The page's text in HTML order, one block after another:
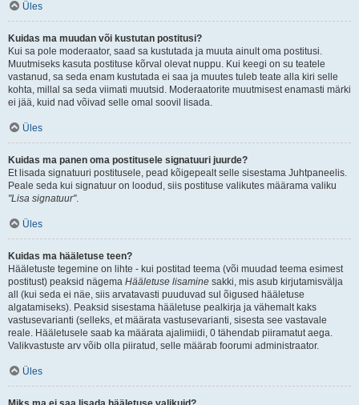
Üles
Kuidas ma muudan või kustutan postitusi?
Kui sa pole moderaator, saad sa kustutada ja muuta ainult oma postitusi.
Muutmiseks kasuta postituse kõrval olevat nuppu. Kui keegi on su teatele
vastanud, sa seda enam kustutada ei saa ja muutes tuleb teate alla kiri selle
kohta, millal sa seda viimati muutsid. Moderaatorite muutmisest enamasti märki
ei jää, kuid nad võivad selle omal soovil lisada.
Üles
Kuidas ma panen oma postitusele signatuuri juurde?
Et lisada signatuuri postitusele, pead kõigepealt selle sisestama Juhtpaneelis.
Peale seda kui signatuur on loodud, siis postituse valikutes määrama valiku
"Lisa signatuur".
Üles
Kuidas ma hääletuse teen?
Hääletuste tegemine on lihte - kui postitad teema (või muudad teema esimest
postitust) peaksid nägema Hääletuse lisamine sakki, mis asub kirjutamisvälja
all (kui seda ei näe, siis arvatavasti puuduvad sul õigused hääletuse
algatamiseks). Peaksid sisestama hääletuse pealkirja ja vähemalt kaks
vastusevarianti (selleks, et määrata vastusevarianti, sisesta see vastavale
reale. Hääletusele saab ka määrata ajalimiidi, 0 tähendab piiramatut aega.
Valikvastuste arv võib olla piiratud, selle määrab foorumi administraator.
Üles